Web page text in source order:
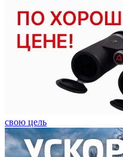
свою цель